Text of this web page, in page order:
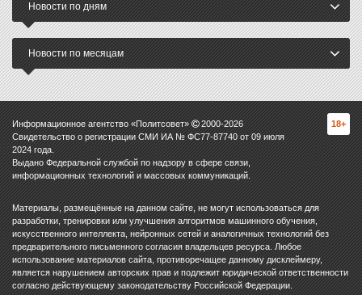
Новости по дням
Новости по месяцам
Информационное агентство «Политсовет» 2000-2026
Свидетельство о регистрации СМИ ИА № ФС77-87740 от 09 июля
2024 года.
Выдано Федеральной службой по надзору в сфере связи,
информационных технологий и массовых коммуникаций.
18+
Материалы, размещённые на данном сайте, не могут использоваться для
разработки, тренировки или улучшения алгоритмов машинного обучения,
искусственного интеллекта, нейронных сетей и аналогичных технологий без
предварительного письменного согласия владельцев ресурса. Любое
использование материалов сайта, противоречащее данному дисклеймеру,
является нарушением авторских прав и подлежит юридической ответственности
согласно действующему законодательству Российской Федерации.